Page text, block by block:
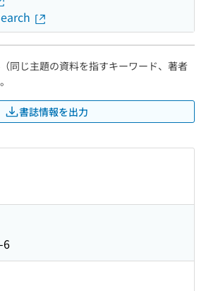
同じ主題の資料を指すキーワード、著者
書誌情報を出力
6